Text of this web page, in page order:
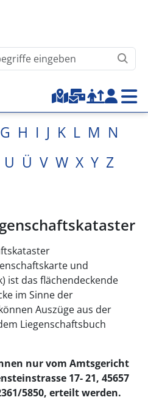
durchsuchen
Top-Menu
G H I J K L M N
U Ü V W X Y Z
und
ist das flächendeckende
im Sinne der
Auszüge aus der
Liegenschaftsbuch
nur vom Amtsgericht
17- 21, 45657
5850, erteilt werden.